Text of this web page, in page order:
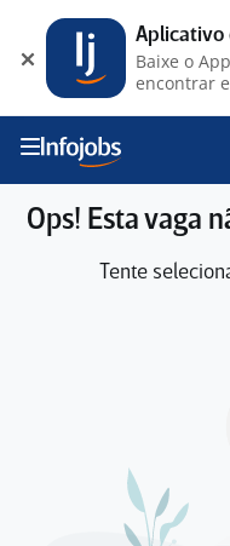
Ops! Esta vaga
Tente
Aplicativo
Baixe o
encontrar